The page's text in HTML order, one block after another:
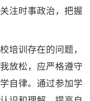
注时事政治，把握
训存在的问题，
放松，应严格遵守
自律。通过参加学